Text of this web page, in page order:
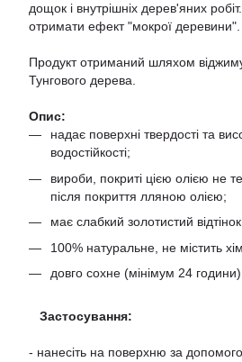
дощок і внутрішніх дерев'яних
отримати ефект "мокрої деревини".
Продукт отриманий шляхом віджиму
Тунгового дерева.
Опис:
надає поверхні твердості та
водостійкості;
вироби, покриті цією олією не
після покриття лляною олією;
має слабкий золотистий
100% натуральне, не містить
довго сохне (мінімум 24 години).
Застосування:
- нанесіть на поверхню за